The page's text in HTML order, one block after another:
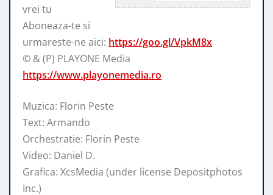
vrei tu
Aboneaza-te si
urmareste-ne aici: https://goo.gl/VpkM8x
© & (P) PLAYONE Media
https://www.playonemedia.ro
Muzica: Florin Peste
Text: Armando
Orchestratie: Florin Peste
Video: Daniel D.
Grafica: XcsMedia (under license Depositphotos
Inc.)